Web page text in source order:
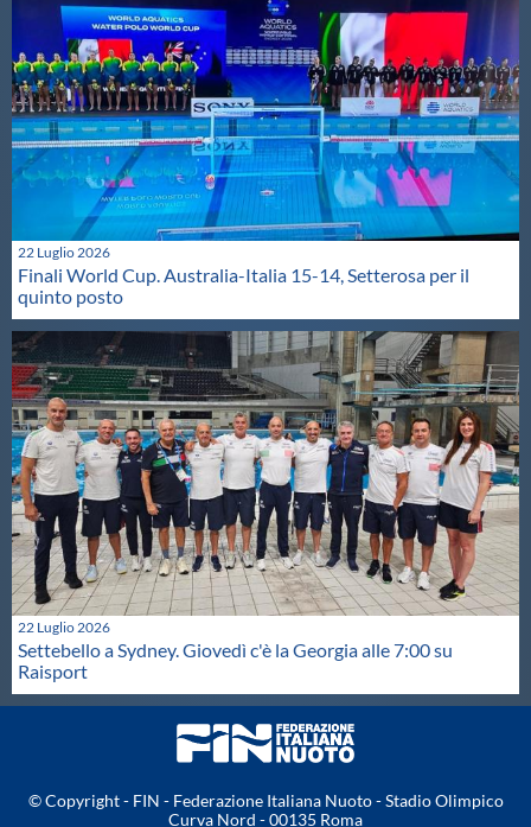
22 Luglio 2026
Finali World Cup. Australia-Italia 15-14, Setterosa per il
quinto posto
22 Luglio 2026
Settebello a Sydney. Giovedì c'è la Georgia alle 7:00 su
Raisport
© Copyright - FIN - Federazione Italiana Nuoto - Stadio Olimpico
Curva Nord - 00135 Roma